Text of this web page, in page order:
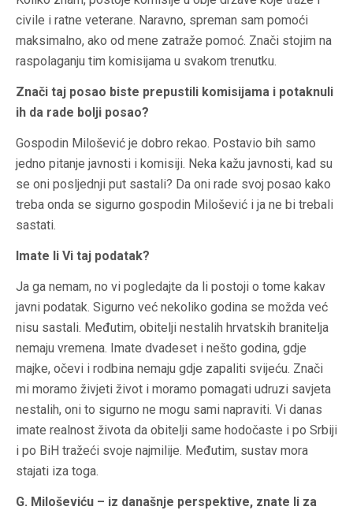
civile i ratne veterane. Naravno, spreman sam pomoći
maksimalno, ako od mene zatraže pomoć. Znači stojim na
raspolaganju tim komisijama u svakom trenutku.
Znači taj posao biste prepustili komisijama i potaknuli
ih da rade bolji posao?
Gospodin Milošević je dobro rekao. Postavio bih samo
jedno pitanje javnosti i komisiji. Neka kažu javnosti, kad su
se oni posljednji put sastali? Da oni rade svoj posao kako
treba onda se sigurno gospodin Milošević i ja ne bi trebali
sastati.
Imate li Vi taj podatak?
Ja ga nemam, no vi pogledajte da li postoji o tome kakav
javni podatak. Sigurno već nekoliko godina se možda već
nisu sastali. Međutim, obitelji nestalih hrvatskih branitelja
nemaju vremena. Imate dvadeset i nešto godina, gdje
majke, očevi i rodbina nemaju gdje zapaliti svijeću. Znači
mi moramo živjeti život i moramo pomagati udruzi savjeta
nestalih, oni to sigurno ne mogu sami napraviti. Vi danas
imate realnost života da obitelji same hodočaste i po Srbiji
i po BiH tražeći svoje najmilije. Međutim, sustav mora
stajati iza toga.
G. Miloševiću – iz današnje perspektive, znate li za